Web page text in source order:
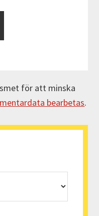
för att minska
bearbetas.